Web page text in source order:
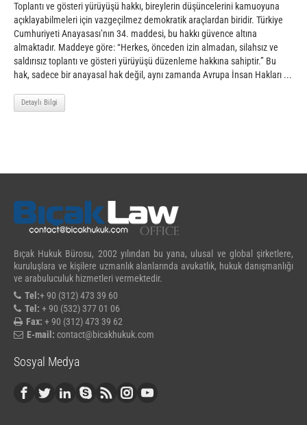
Toplantı ve gösteri yürüyüşü hakkı, bireylerin düşüncelerini kamuoyuna
açıklayabilmeleri için vazgeçilmez demokratik araçlardan biridir. Türkiye
Cumhuriyeti Anayasası’nın 34. maddesi, bu hakkı güvence altına
almaktadır. Maddeye göre: “Herkes, önceden izin almadan, silahsız ve
saldırısız toplantı ve gösteri yürüyüşü düzenleme hakkına sahiptir.” Bu
hak, sadece bir anayasal hak değil, aynı zamanda Avrupa İnsan Hakları ...
Detaylı Bilgi
Bıçak Hukuk Bürosu, 2002 yılından bu yana, ulusal ve global şirketlere,
kuruluşlara ve kişilere uzmanlık alanlarında avukatlık, hukuk danışmanlığı
ve arabuluculuk hizmetleri vermektedir.
Tel:+ 90 (312) 473 39 60
Tel: + 90 (532) 377 01 06
Fax: + 90 (312) 473 39 62
E-mail: contact@bicakhukuk.com
Sosyal Medya